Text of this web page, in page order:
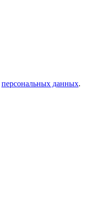
персональных данных.